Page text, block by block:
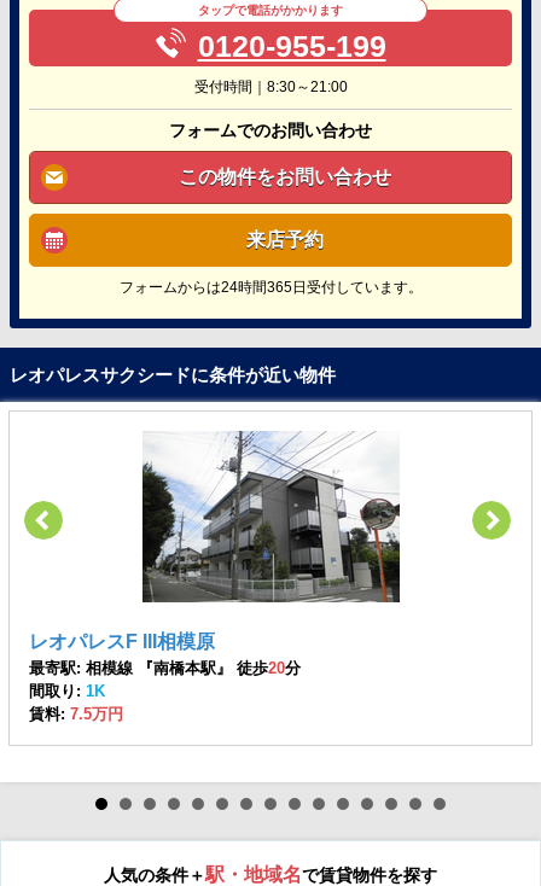
タップで電話がかかります
0120-955-199
受付時間｜8:30～21:00
フォームでのお問い合わせ
この物件をお問い合わせ
来店予約
フォームからは24時間365日受付しています。
レオパレスサクシードに条件が近い物件
レオパレスF III相模原
最寄駅: 相模線 『南橋本駅』 徒歩20分
間取り: 1K
賃料: 7.5万円
人気の条件＋駅・地域名で賃貸物件を探す